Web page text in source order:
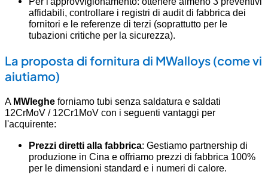
affidabili, controllare i registri di audit di fabbrica dei
fornitori e le referenze di terzi (soprattutto per le
tubazioni critiche per la sicurezza).
La proposta di fornitura di MWalloys (come vi
aiutiamo)
A MWleghe forniamo tubi senza saldatura e saldati
12CrMoV / 12Cr1MoV con i seguenti vantaggi per
l'acquirente:
Prezzi diretti alla fabbrica: Gestiamo partnership di
produzione in Cina e offriamo prezzi di fabbrica 100%
per le dimensioni standard e i numeri di calore.